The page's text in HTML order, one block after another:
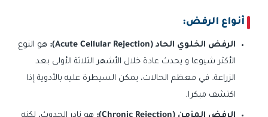
أنواع الرفض:
الرفض الخلوي الحاد (Acute Cellular Rejection):
هو النوع
الأكثر شيوعا و يحدث عادة خلال الأشهر الثلاثة الأولى بعد
الزراعة. في معظم الحالات، يمكن السيطرة عليه بالأدوية إذا
اكتشف مبكرا.